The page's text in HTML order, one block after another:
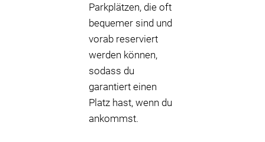
Parkplätzen, die oft
bequemer sind und
vorab reserviert
werden können,
sodass du
garantiert einen
Platz hast, wenn du
ankommst.